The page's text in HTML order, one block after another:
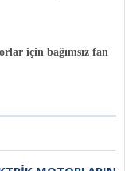
için bağımsız fan